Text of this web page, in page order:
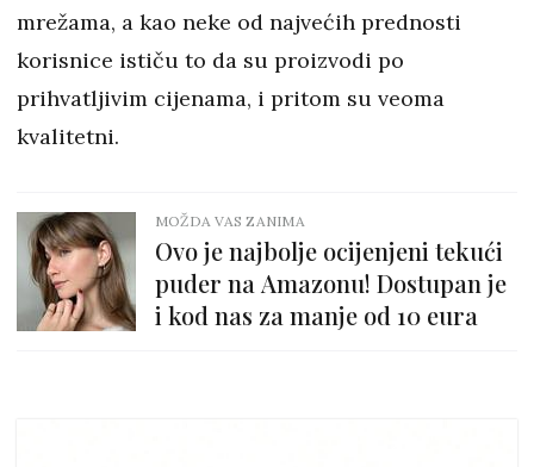
mrežama, a kao neke od najvećih prednosti
korisnice ističu to da su proizvodi po
prihvatljivim cijenama, i pritom su veoma
kvalitetni.
MOŽDA VAS ZANIMA
Ovo je najbolje ocijenjeni tekući
puder na Amazonu! Dostupan je
i kod nas za manje od 10 eura